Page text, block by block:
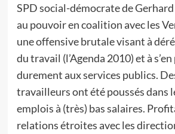
SPD social-démocrate de
au pouvoir en coalition avec les
une offensive brutale visant à
du travail (l’Agenda 2010) et à
durement aux services publics.
travailleurs ont été poussés dans
emplois à (très) bas salaires.
relations étroites avec les